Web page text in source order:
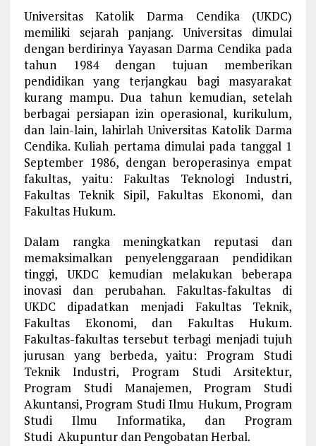
Universitas Katolik Darma Cendika (UKDC)
memiliki sejarah panjang. Universitas dimulai
dengan berdirinya Yayasan Darma Cendika pada
tahun 1984 dengan tujuan memberikan
pendidikan yang terjangkau bagi masyarakat
kurang mampu. Dua tahun kemudian, setelah
berbagai persiapan izin operasional, kurikulum,
dan lain-lain, lahirlah Universitas Katolik Darma
Cendika. Kuliah pertama dimulai pada tanggal 1
September 1986, dengan beroperasinya empat
fakultas, yaitu: Fakultas Teknologi Industri,
Fakultas Teknik Sipil, Fakultas Ekonomi, dan
Fakultas Hukum.
Dalam rangka meningkatkan reputasi dan
memaksimalkan penyelenggaraan pendidikan
tinggi, UKDC kemudian melakukan beberapa
inovasi dan perubahan. Fakultas-fakultas di
UKDC dipadatkan menjadi Fakultas Teknik,
Fakultas Ekonomi, dan Fakultas Hukum.
Fakultas-fakultas tersebut terbagi menjadi tujuh
jurusan yang berbeda, yaitu: Program Studi
Teknik Industri, Program Studi Arsitektur,
Program Studi Manajemen, Program Studi
Akuntansi, Program Studi Ilmu Hukum, Program
Studi Ilmu Informatika, dan Program
Studi Akupuntur dan Pengobatan Herbal.